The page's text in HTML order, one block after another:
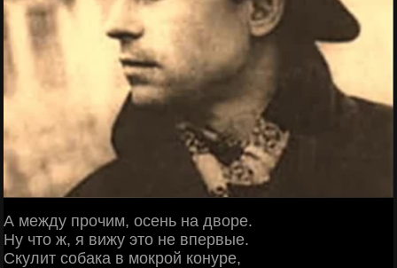
А между прочим, осень на дворе.
Ну что ж, я вижу это не впервые.
Скулит собака в мокрой конуре,